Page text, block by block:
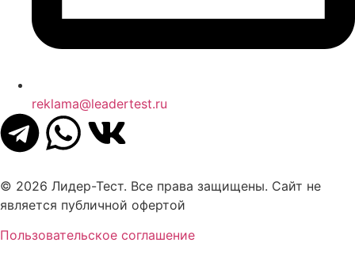
reklama@leadertest.ru
© 2026 Лидер-Тест. Все права защищены. Сайт не
является публичной офертой
Пользовательское соглашение